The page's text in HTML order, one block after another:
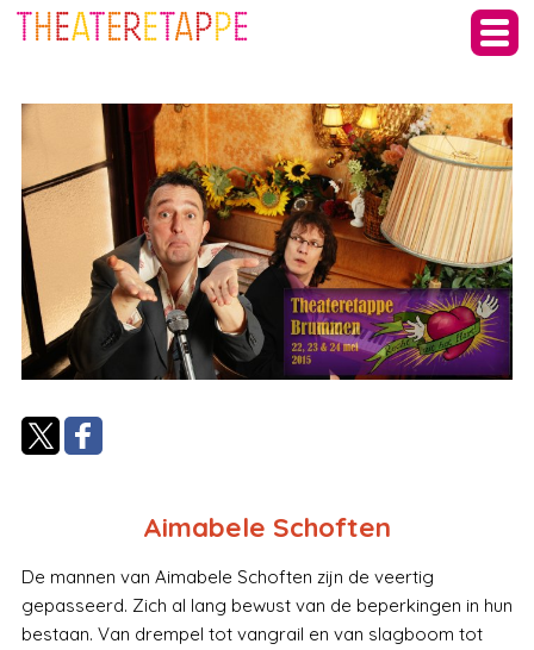
Aimabele Schoften
De mannen van Aimabele Schoften zijn de veertig
gepasseerd. Zich al lang bewust van de beperkingen in hun
bestaan. Van drempel tot vangrail en van slagboom tot